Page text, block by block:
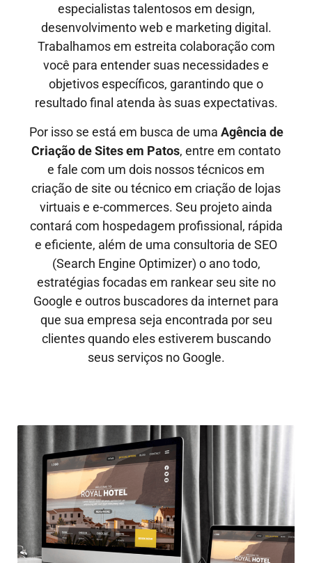
especialistas talentosos em design,
desenvolvimento web e marketing digital.
Trabalhamos em estreita colaboração com
você para entender suas necessidades e
objetivos específicos, garantindo que o
resultado final atenda às suas expectativas.
Por isso se está em busca de uma Agência de
Criação de Sites em Patos, entre em contato
e fale com um dois nossos técnicos em
criação de site ou técnico em criação de lojas
virtuais e e-commerces. Seu projeto ainda
contará com hospedagem profissional, rápida
e eficiente, além de uma consultoria de SEO
(Search Engine Optimizer) o ano todo,
estratégias focadas em rankear seu site no
Google e outros buscadores da internet para
que sua empresa seja encontrada por seu
clientes quando eles estiverem buscando
seus serviços no Google.